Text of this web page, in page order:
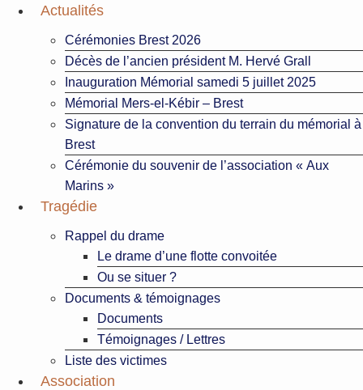
Aller
Actualités
Cérémonies Brest 2026
Décès de l’ancien président M. Hervé Grall
Inauguration Mémorial samedi 5 juillet 2025
Mémorial Mers-el-Kébir – Brest
Signature de la convention du terrain du mémorial à
Brest
Cérémonie du souvenir de l’association « Aux
Marins »
Tragédie
Rappel du drame
Le drame d’une flotte convoitée
Ou se situer ?
Documents & témoignages
Documents
Témoignages / Lettres
Liste des victimes
Association